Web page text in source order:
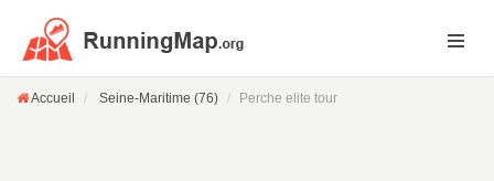
Accueil Seine-Maritime (76) Perche elite tour